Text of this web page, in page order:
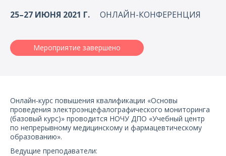
Контакты
Мероприятия
О компании
25–27 ИЮНЯ 2021 Г. ОНЛАЙН-КОНФЕРЕНЦИЯ
Мероприятие завершено
Онлайн-курс повышения квалификации «Основы
проведения электроэнцефалографического мониторинга
(базовый курс)» проводится НОЧУ ДПО «Учебный центр
по непрерывному медицинскому и фармацевтическому
образованию».
Ведущие преподаватели: